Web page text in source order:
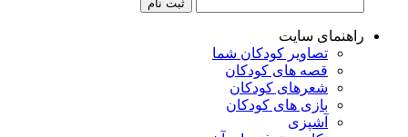
راهنمای سایت
تصاویر کودکان شما
قصه های کودکان
شعرهای کودکان
بازی های کودکان
آشپزی